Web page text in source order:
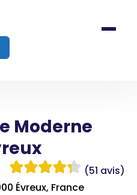
? Moderne
(51 avis)
Évreux, France